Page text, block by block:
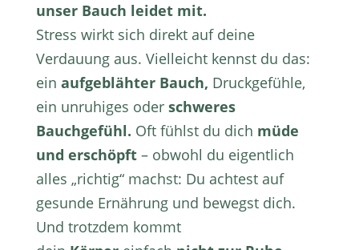
unser Bauch leidet mit.
Stress wirkt sich direkt auf deine
Verdauung aus. Vielleicht kennst du das:
ein aufgeblähter Bauch, Druckgefühle,
ein unruhiges oder schweres
Bauchgefühl. Oft fühlst du dich müde
und erschöpft– obwohl du eigentlich
alles „richtig“ machst: Du achtest auf
gesunde Ernährung und bewegst dich.
Und trotzdem kommt